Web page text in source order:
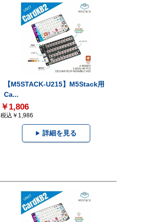
【M5STACK-U215】M5Stack用
Ca...
￥1,806
税込￥1,986
詳細を見る